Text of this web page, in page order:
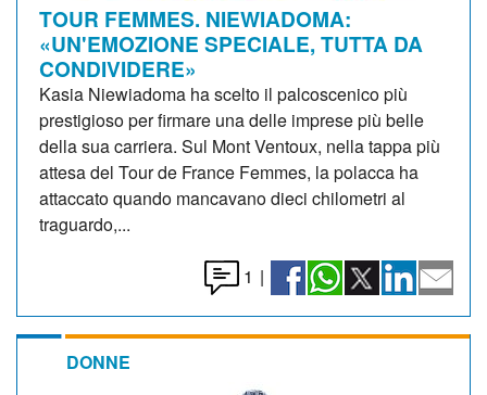
TOUR FEMMES. NIEWIADOMA:
«UN'EMOZIONE SPECIALE, TUTTA DA
CONDIVIDERE»
Kasia Niewiadoma ha scelto il palcoscenico più
prestigioso per firmare una delle imprese più belle
della sua carriera. Sul Mont Ventoux, nella tappa più
attesa del Tour de France Femmes, la polacca ha
attaccato quando mancavano dieci chilometri al
traguardo,...
1 |
DONNE